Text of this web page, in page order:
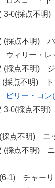
0(採点不明
採点不明) パ
ィリー・レ
採点不明) ジ
点不明) ト
ビリー・コン
0(採点不明)
点不明) ニ
採点不明) ニ
1) チャーリ